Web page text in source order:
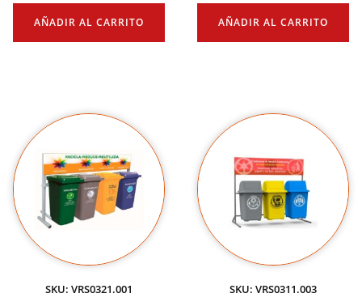
AÑADIR AL CARRITO AÑADIR AL CARRITO
SKU: VRS0321.001 SKU: VRS0311.003